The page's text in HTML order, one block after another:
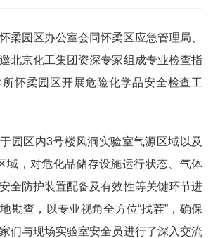
柔园区办公室会同怀柔区应急管理局、
北京化工集团资深专家组成专业检查指
怀柔园区开展危险化学品安全检查工
园区内3号楼风洞实验室气源区域以及
域，对危化品储存设施运行状态、气体
全防护装置配备及有效性等关键环节进
勘查，以专业视角全方位“找茬”，确保
们与现场实验室安全员进行了深入交流